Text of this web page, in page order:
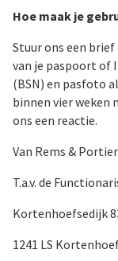
Hoe maak je
Stuur ons een
van je paspoort of
(BSN) en pasfoto
binnen vier weken
ons een reactie.
Van Rems & Portier
T.a.v. de
Kortenhoefsedijk
1241 LS